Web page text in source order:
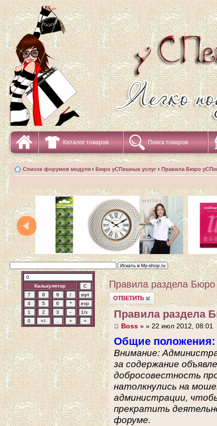
Каталог товаров Поиск товаров
Список форумов модуля ‹ Бюро уСПешных услуг ‹ Правила Бюро
Калькулятор Правила раздела
Ответить
Правила раздела
Boss » » 22 июл 2012, 08:01
Общие положения:
Внимание:
за содержание
добросовестность
натолкнулись на
администрации,
прекратить
форуме.